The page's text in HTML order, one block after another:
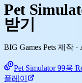
Pet
받기
BIG Games Pets 제작 ·
Pet Simulator 99용
플레이